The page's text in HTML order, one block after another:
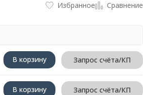
Избранное Сравнение
В корзину Запрос счёта/КП
В корзину Запрос счёта/КП